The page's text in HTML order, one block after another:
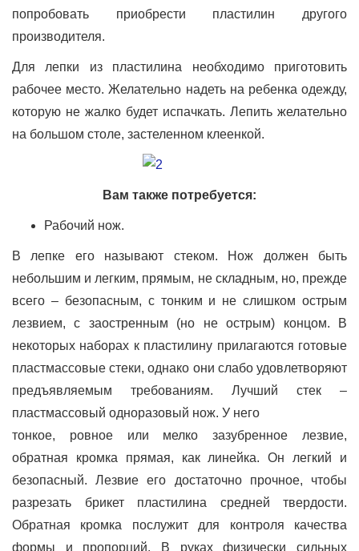
попробовать приобрести пластилин другого
производителя.
Для лепки из пластилина необходимо приготовить
рабочее место. Желательно надеть на ребенка одежду,
которую не жалко будет испачкать. Лепить желательно
на большом столе, застеленном клеенкой.
Вам также потребуется:
Рабочий нож.
В лепке его называют стеком. Нож должен быть
небольшим и легким, прямым, не складным, но, прежде
всего – безопасным, с тонким и не слишком острым
лезвием, с заостренным (но не острым) концом. В
некоторых наборах к пластилину прилагаются готовые
пластмассовые стеки, однако они слабо удовлетворяют
предъявляемым требованиям. Лучший стек –
пластмассовый одноразовый нож. У него
тонкое, ровное или мелко зазубренное лезвие,
обратная кромка прямая, как линейка. Он легкий и
безопасный. Лезвие его достаточно прочное, чтобы
разрезать брикет пластилина средней твердости.
Обратная кромка послужит для контроля качества
формы и пропорций. В руках физически сильных